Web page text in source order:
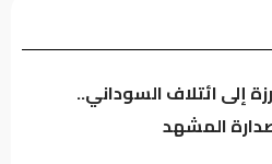
سجن النجف: نوفر 60 جهاز اتصال للنزلاء للتواصل
إلى ائتلاف السوداني..
المشهد